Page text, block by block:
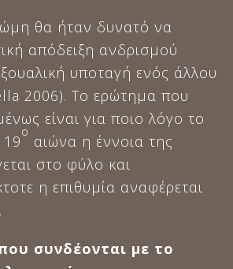
θα ήταν δυνατό να
απόδειξη ανδρισμού
υποταγή ενός άλλου
2006). Το ερώτημα που
είναι για ποιο λόγο το
ο
αιώνα η έννοια της
στο φύλο και
η επιθυμία αναφέρεται
συνδέονται με το